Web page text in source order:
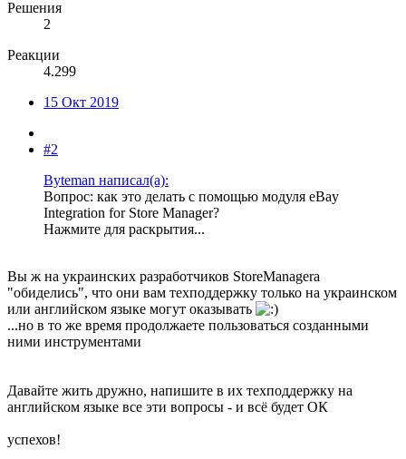
Решения
2
Реакции
4.299
15 Окт 2019
#2
Byteman написал(а):
Вопрос: как это делать с помощью модуля eBay
Integration for Store Manager?
Нажмите для раскрытия...
Вы ж на украинских разработчиков StoreManagerа
"обиделись", что они вам техподдержку только на украинском
или английском языке могут оказывать
...но в то же время продолжаете пользоваться созданными
ними инструментами
Давайте жить дружно, напишите в их техподдержку на
английском языке все эти вопросы - и всё будет ОК
успехов!